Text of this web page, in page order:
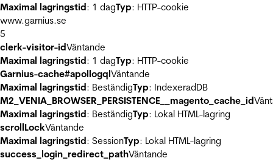
Maximal lagringstid: 1 dagTyp: HTTP-cookie
www.garnius.se
5
clerk-visitor-idVäntande
Maximal lagringstid: 1 dagTyp: HTTP-cookie
Garnius-cache#apollogqlVäntande
Maximal lagringstid: BeständigTyp: IndexeradDB
M2_VENIA_BROWSER_PERSISTENCE__magento_cache_id
Maximal lagringstid: BeständigTyp: Lokal HTML-lagring
scrollLockVäntande
Maximal lagringstid: SessionTyp: Lokal HTML-lagring
success_login_redirect_pathVäntande